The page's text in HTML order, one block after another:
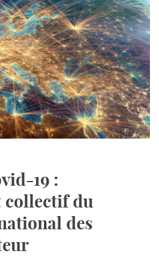
19 :
collectif du
des